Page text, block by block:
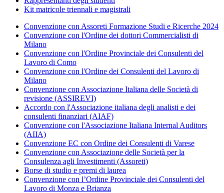
Kit matricole triennali e magistrali
Convenzione con Assoreti Formazione Studi e Ricerche 2024
Convenzione con l'Ordine dei dottori Commercialisti di
Milano
Convenzione con l'Ordine Provinciale dei Consulenti del
Lavoro di Como
Convenzione con l'Ordine dei Consulenti del Lavoro di
Milano
Convenzione con Associazione Italiana delle Società di
revisione (ASSIREVI)
Accordo con l'Associazione italiana degli analisti e dei
consulenti finanziari (AIAF)
Convenzione con l'Associazione Italiana Internal Auditors
(AIIA)
Convenzione EC con Ordine dei Consulenti di Varese
Convenzione con Associazione delle Società per la
Consulenza agli Investimenti (Assoreti)
Borse di studio e premi di laurea
Convenzione con l’Ordine Provinciale dei Consulenti del
Lavoro di Monza e Brianza